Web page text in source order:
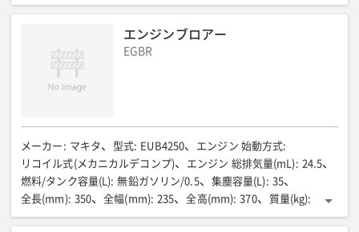
BPM8Y
全長(mm): 375 全幅(mm): 490 全高(mm): 475
エンジンブロアー
EGBR
メーカー : マキタ 型式: EUB4250 エンジン 始動方式:
リコイル式(メカニカルデコンプ)
エンジン 総排気量(mL): 24.5
燃料/タンク容量(L): 無鉛ガソリン/0.5 集塵容量(L): 35
全長(mm): 350 全幅(mm): 235 全高(mm): 370 質量(kg):
4.5
操作部 操作ハンドル: 燃料タンク一体型補助ハンドル